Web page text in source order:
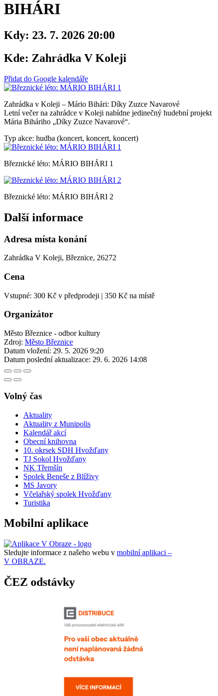
BIHÁRI
Kdy: 23. 7. 2026 20:00
Kde: Zahrádka V Koleji
Přidat do Google kalendáře
Zahrádka v Koleji – Mário Bihári: Díky Zuzce Navarové
Letní večer na zahrádce v Koleji nabídne jedinečný hudební projekt
Mária Biháriho „Díky Zuzce Navarové“.
Typ akce: hudba (koncert, koncert, koncert)
Březnické léto: MÁRIO BIHÁRI 1
Březnické léto: MÁRIO BIHÁRI 2
Další informace
Adresa místa konání
Zahrádka V Koleji, Březnice, 26272
Cena
Vstupné: 300 Kč v předprodeji | 350 Kč na místě
Organizátor
Město Březnice - odbor kultury
Zdroj: Město Březnice
Datum vložení: 29. 5. 2026 9:20
Datum poslední aktualizace: 29. 6. 2026 14:08
Volný čas
Aktuality
Aktuality z Munipolis
Kalendář akcí
Obecní knihovna
10. okrsek SDH Hvožďany
TJ Sokol Hvožďany
NK Třemšín
Spolek Beneše z Blíživy
MS Javory
Včelařský spolek Hvožďany
Turistika
Mobilní aplikace
Sledujte informace z našeho webu v mobilní aplikaci –
V OBRAZE.
ČEZ odstávky